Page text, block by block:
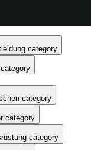
category
category
category
category